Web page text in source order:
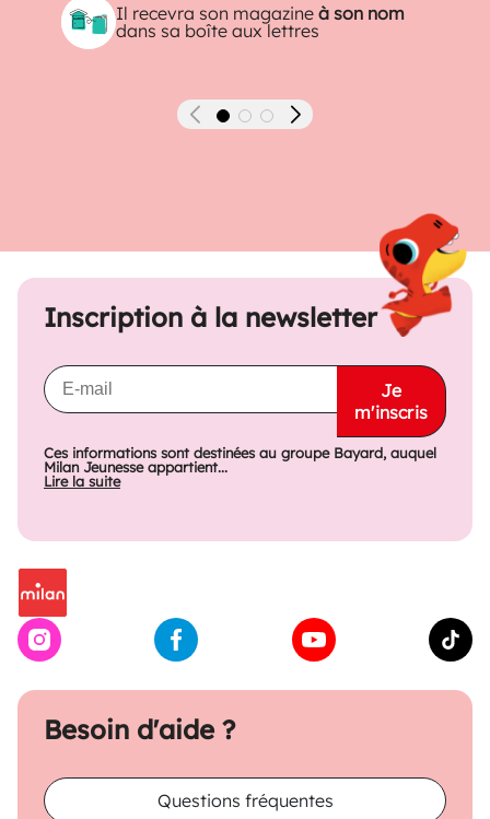
Il recevra son magazineà son nom
dans sa boîte aux lettres
Précédent Suivant
Besoin d'aide ?
Questions fréquentes
Inscription à la newsletter
Je
m'inscris
Ces informations sont destinées au groupe Bayard, auquel
Milan Jeunesse appartient...
Lire la suite